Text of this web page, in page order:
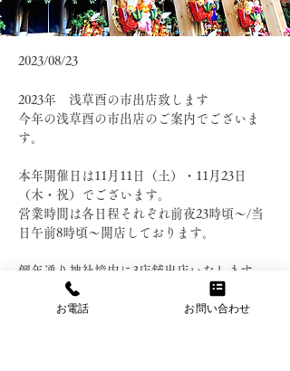
2023/08/23
2023年 浅草酉の市出店致します
今年の浅草酉の市出店のご案内でございま
す。
本年開催日は11月11日（土）・11月23日
（木・祝）でございます。
営業時間は各日程それぞれ前夜23時頃～/当
日午前8時頃～開店しております。
例年通り神社境内に3店舗出店いたします。
皆様のお越しを心よりお待ちしております。
お電話 お問い合わせ